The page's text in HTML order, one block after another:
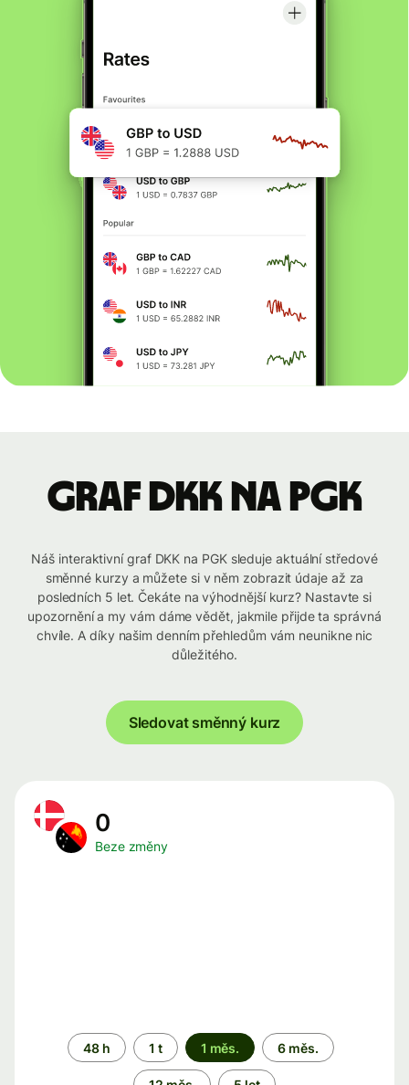
graf DKK na PGK
Náš interaktivní graf DKK na PGK sleduje aktuální středové
směnné kurzy a můžete si v něm zobrazit údaje až za
posledních 5 let. Čekáte na výhodnější kurz? Nastavte si
upozornění a my vám dáme vědět, jakmile přijde ta správná
chvíle. A díky našim denním přehledům vám neunikne nic
důležitého.
Sledovat směnný kurz
0
Beze změny
Časové
období
48 h 1 t 1 měs. 6 měs.